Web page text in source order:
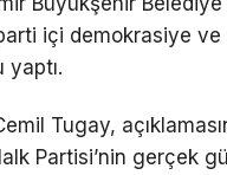
içi demokrasiye
yaptı.
Tugay,
Partisi’nin gerçek